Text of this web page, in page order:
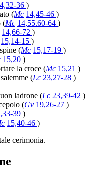
36 )
(Mc 14,45-46 )
(Mc 14,55.60-64 )
14,66-72 )
15,14-15 )
(Mc 15,17-19 )
15,20 )
la croce (Mc 15,21 )
(Lc 23,27-28 )
ladrone (Lc 23,39-42 )
(Gv 19,26-27 )
39 )
15,40-46 )
cerimonia.